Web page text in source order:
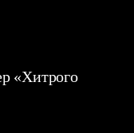
«Хитрого